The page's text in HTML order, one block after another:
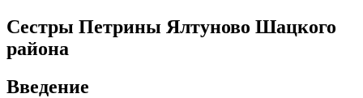
Сестры Петрины Ялтуново Шацкого
района
Введение